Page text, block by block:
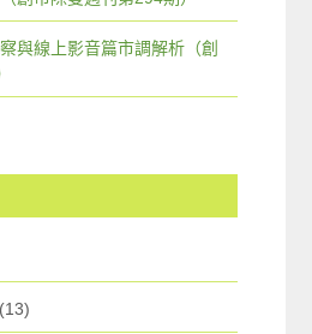
與線上影音篇市調解析（創
(13)